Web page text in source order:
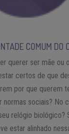
COMUM DO
querer ser mãe ou
certos de que
por que querem
sociais? No
relógio biológico?
estar alinhado